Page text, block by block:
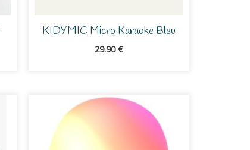
KIDYMIC Micro Karaoke Bleu
29.90€